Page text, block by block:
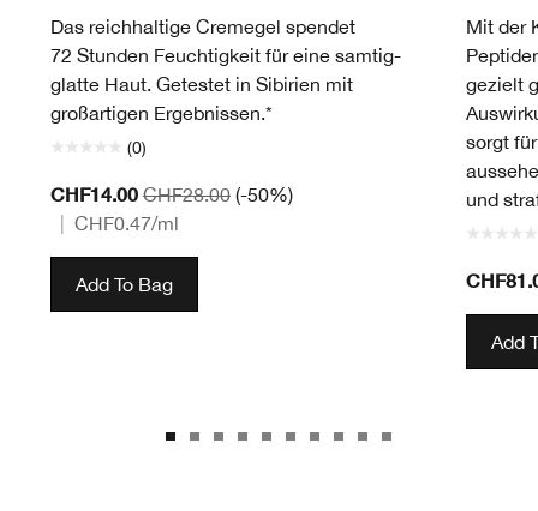
Das reichhaltige Cremegel spendet
72 Stunden Feuchtigkeit für eine samtig-
glatte Haut. Getestet in Sibirien mit
großartigen Ergebnissen.*
(0)
CHF14.00 CHF28.00 (-50%)
CHF0.47/ml
Add To Bag
Mit der
gezielt
sorgt
und
Add